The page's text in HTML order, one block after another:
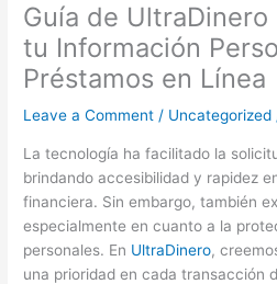
Guía de
tu Información
Préstamos en Línea
Leave a Comment / Uncategorized
La tecnología ha facilitado la
brindando accesibilidad y rapidez
financiera. Sin embargo, también
especialmente en cuanto a la
personales. En UltraDinero,
una prioridad en cada transacción